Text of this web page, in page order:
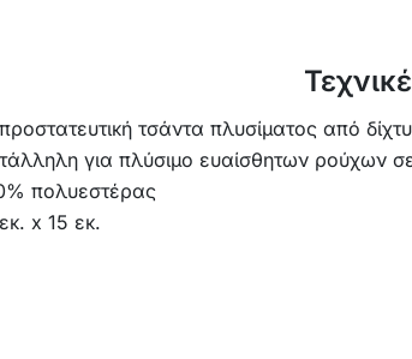
τσάντα πλυσίματος από δίχτυ
για πλύσιμο ευαίσθητων ρούχων
πολυεστέρας
x 15 εκ.